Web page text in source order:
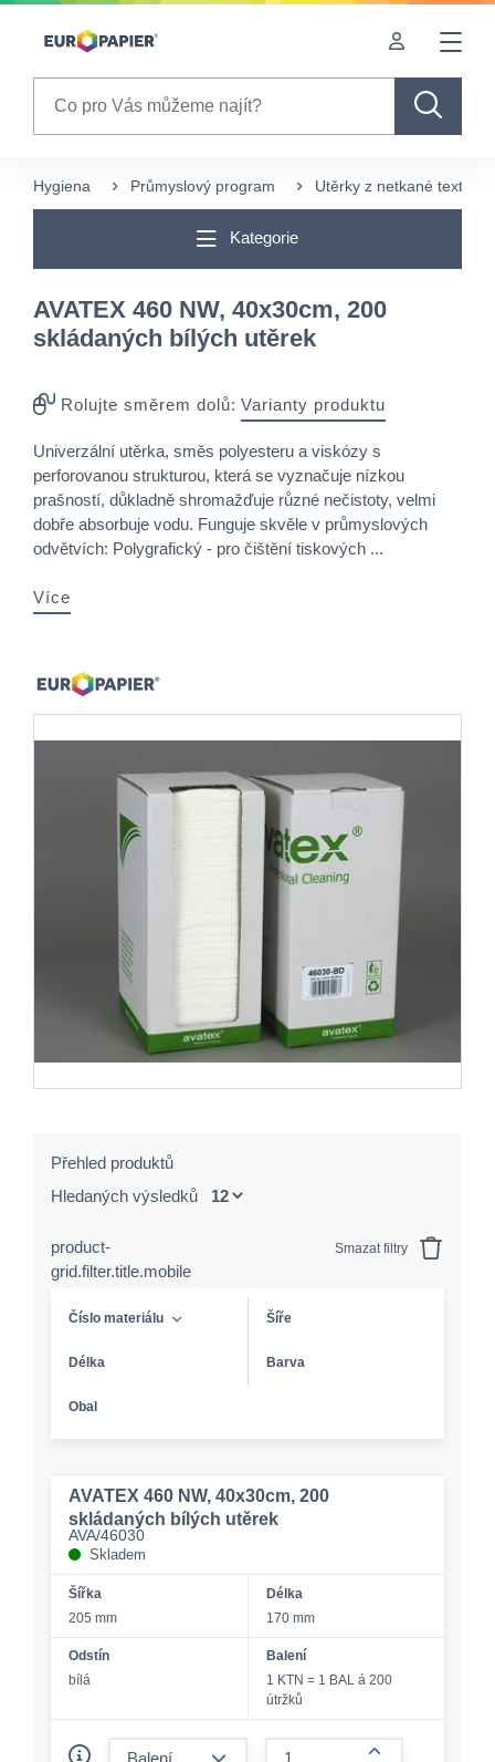
Table Of Content
Hygiena Průmyslový program Utěrky z netkané textílie
Kategorie
AVATEX 460 NW, 40x30cm, 200
skládaných bílých utěrek
Rolujte směrem dolů: Varianty produktu
Univerzální utěrka, směs polyesteru a viskózy s
perforovanou strukturou, která se vyznačuje nízkou
prašností, důkladně shromažďuje různé nečistoty, velmi
dobře absorbuje vodu. Funguje skvěle v průmyslových
odvětvích: Polygrafický - pro čištění tiskových ...
Více
Přehled produktů
Hledaných výsledků
product-
grid.filter.title.mobile
Smazat filtry
Číslo materiálu Šíře
Délka Barva
Obal
AVATEX 460 NW, 40x30cm, 200
skládaných bílých utěrek
AVA/46030
Skladem
Šířka
205 mm
Délka
170 mm
Odstín
bílá
Balení
1 KTN = 1 BAL á 200
útržků